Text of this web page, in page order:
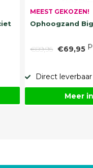
MEEST GEKOZEN!
Ophoogzand
€89,95 €69,95
Direct leverbaar
Meer